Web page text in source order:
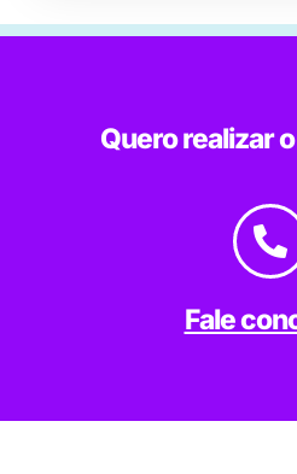
Quero realizar
Fale